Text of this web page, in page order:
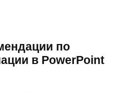
по
в PowerPoint